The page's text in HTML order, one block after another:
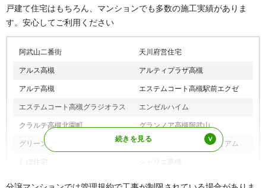
城南町、城北町、昭和台町、須賀町、杉生、辻子、清福
寺町
タ行
大学町、大蔵司、大和、高垣町、高槻町、高見台、竹の
内町、田能、玉川、玉川新町、千代田町、塚原、塚脇、
町、天神町、天王町、道鵜町、桃園町、東和町、殿町、
土橋町、登美の里町、富田丘町、富田町
ナ行
中川町、中畑、奈佐原、奈佐原元町、成合、成合北の
町、南平台、西大樋町、西冠、西之川原、西真上、西
町、西五百住町、如是町、二料、野田、野田東、登町、
野見町
柱本南町、八丁畷町、八丁西町、土室町、原、番田、東
戸建て住宅はもちろん、マンションでも多数の施工実績がありま
す。安心してご利用ください
阿武山二番街 天川府営住宅
アルス高槻 アルティプラザ高槻
アルテ高槻 エステムコート高槻駅前エクゼ
エステムコート高槻グラジオラス エンゼルハイム
クラルテ高槻北園町 グランノア高槻阿武山
グリーンエクセル高槻 クレアガーデン高槻プレミアム
しぼ住宅 シャリエ高槻